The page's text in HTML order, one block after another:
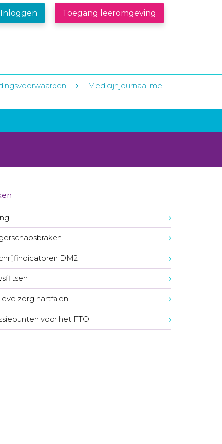
Inloggen Toegang leeromgeving
Medicijnjournaal mei
DM2
zorg hartfalen
voor het FTO